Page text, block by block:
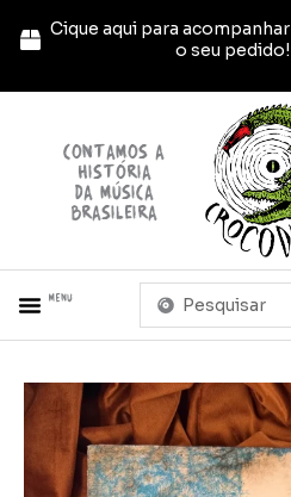
para
conteúdo
Cique aqui para acompanhar
o seu pedido!
contamos a
história
da música
brasileira
Menu
Pesquisar